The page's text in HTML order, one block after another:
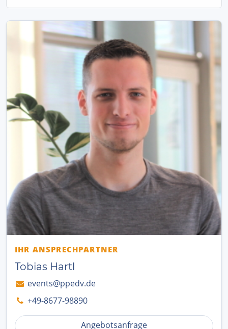
IHR ANSPRECHPARTNER
Tobias Hartl
events@ppedv.de
+49-8677-98890
Angebotsanfrage